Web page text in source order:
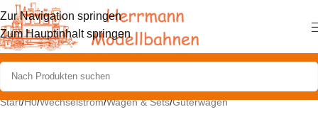
Zur Navigation springen
Zum Hauptinhalt springen
Start/H0/Wechselstrom/Wagen & Sets/Güterwagen